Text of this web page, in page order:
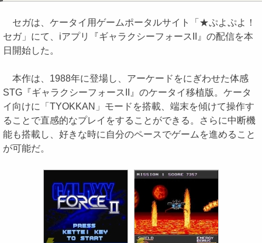
セガは、ケータイ用ゲームポータルサイト「★ぷよぷよ！
セガ」にて、iアプリ『ギャラクシーフォースII』の配信を本
日開始した。
本作は、1988年に登場し、アーケードをにぎわせた体感
STG『ギャラクシーフォースII』のケータイ移植版。ケータ
イ向けに「TYOKKAN」モードを搭載、端末を傾けて操作す
ることで直感的なプレイをすることができる。さらに中断機
能も搭載し、好きな時に自分のペースでゲームを進めること
が可能だ。